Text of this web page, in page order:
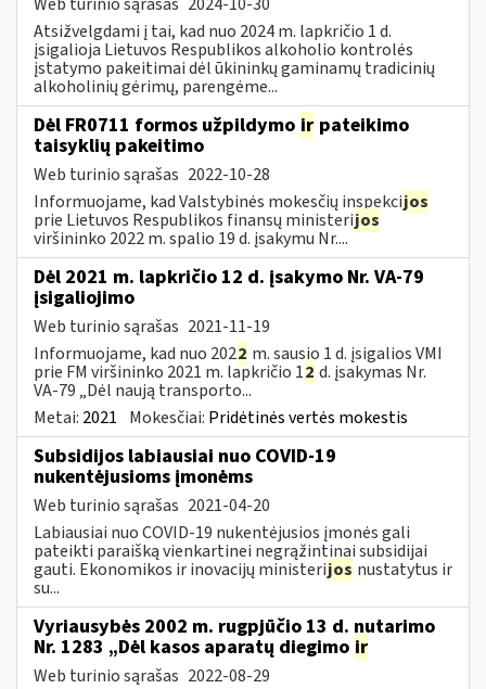
Atsižvelgdami į tai, kad nuo 2024 m. lapkričio 1 d.
įsigalioja Lietuvos Respublikos alkoholio kontrolės
įstatymo pakeitimai dėl ūkininkų gaminamų tradicinių
alkoholinių gėrimų, parengėme...
Dėl FR0711 formos užpildymo ir pateikimo
taisyklių pakeitimo
Web turinio sąrašas 2022-10-28
Informuojame, kad Valstybinės mokesčių inspekcijos
prie Lietuvos Respublikos finansų ministerijos
viršininko 2022 m. spalio 19 d. įsakymu Nr....
Dėl 2021 m. lapkričio 12 d. įsakymo Nr. VA-79
įsigaliojimo
Web turinio sąrašas 2021-11-19
Informuojame, kad nuo 2022 m. sausio 1 d. įsigalios VMI
prie FM viršininko 2021 m. lapkričio 12 d. įsakymas Nr.
VA-79 „Dėl naują transporto...
Metai: 2021 Mokesčiai: Pridėtinės vertės mokestis
Subsidijos labiausiai nuo COVID-19
nukentėjusioms įmonėms
Web turinio sąrašas 2021-04-20
Labiausiai nuo COVID-19 nukentėjusios įmonės gali
pateikti paraišką vienkartinei negrąžintinai subsidijai
gauti. Ekonomikos ir inovacijų ministerijos nustatytus ir
su...
Vyriausybės 2002 m. rugpjūčio 13 d. nutarimo
Nr. 1283 „Dėl kasos aparatų diegimo ir
Web turinio sąrašas 2022-08-29